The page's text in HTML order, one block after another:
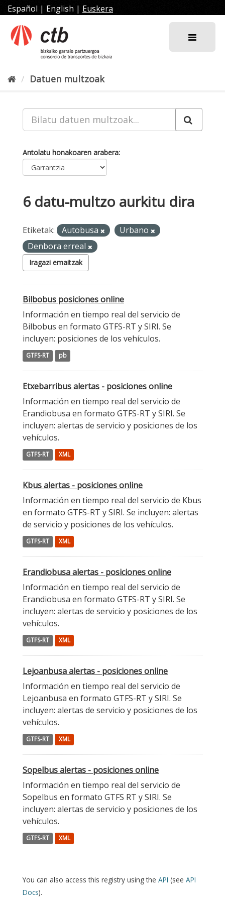
Joan
edukira
Español | English | Euskera
Datuen multzoak
Antolatu honakoaren arabera
6 datu-multzo aurkitu dira
Etiketak: Autobusa
Urbano
Denbora erreal
Iragazi emaitzak
Bilbobus posiciones online
Información en tiempo real del servicio de
Bilbobus en formato GTFS-RT y SIRI. Se
incluyen: posiciones de los vehículos.
GTFS-RT pb
Etxebarribus alertas - posiciones online
Información en tiempo real del servicio de
Erandiobusa en formato GTFS-RT y SIRI. Se
incluyen: alertas de servicio y posiciones de los
vehículos.
GTFS-RT XML
Kbus alertas - posiciones online
Información en tiempo real del servicio de Kbus
en formato GTFS-RT y SIRI. Se incluyen: alertas
de servicio y posiciones de los vehículos.
GTFS-RT XML
Erandiobusa alertas - posiciones online
Información en tiempo real del servicio de
Erandiobusa en formato GTFS-RT y SIRI. Se
incluyen: alertas de servicio y posiciones de los
vehículos.
GTFS-RT XML
Lejoanbusa alertas - posiciones online
Información en tiempo real del servicio de
Lejoanbusa en formato GTFS-RT y SIRI. Se
incluyen: alertas de servicio y posiciones de los
vehículos.
GTFS-RT XML
Sopelbus alertas - posiciones online
Información en tiempo real del servicio de
Sopelbus en formato GTFS RT y SIRI. Se
incluyen: alertas de servicio y posiciones de los
vehículos.
GTFS-RT XML
You can also access this registry using the API (see API
Docs).